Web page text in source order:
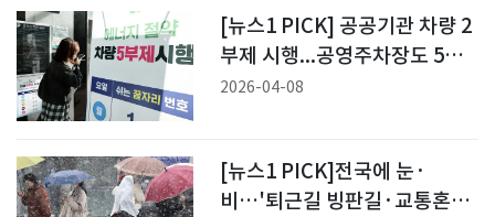
[뉴스1 PICK] 공공기관 차량 2
부제 시행...공영주차장도 5부
제
2026-04-08
[뉴스1 PICK]전국에 눈·
비…'퇴근길 빙판길·교통혼잡